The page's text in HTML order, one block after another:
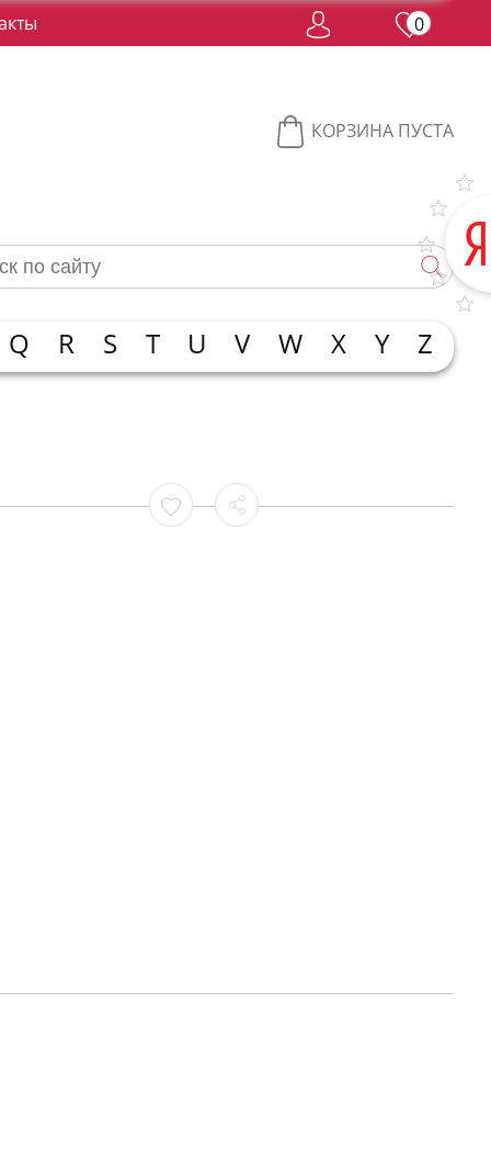
0
КОРЗИНА ПУСТА
Q R S T U V W X Y Z